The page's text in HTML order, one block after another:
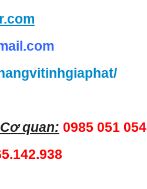
quan: 0985 051 054